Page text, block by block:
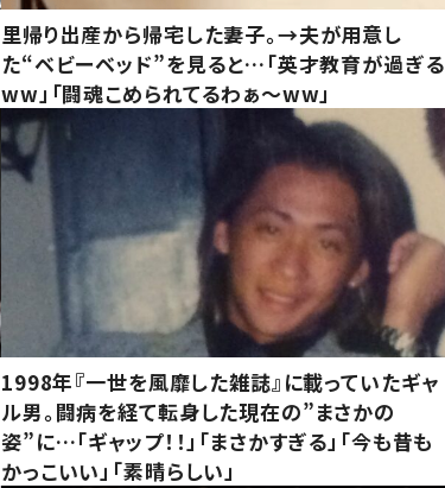
里帰り出産から帰宅した妻子。→夫が用意し
た“ベビーベッド”を見ると…「英才教育が過ぎる
ww」「闘魂こめられてるわぁ～ww」
1998年『一世を風靡した雑誌』に載っていたギャ
ル男。闘病を経て転身した現在の”まさかの
姿”に…「ギャップ！！」「まさかすぎる」「今も昔も
かっこいい」「素晴らしい」